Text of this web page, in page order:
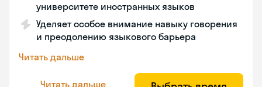
университете иностранных языков
Уделяет особое внимание навыку говорения
и преодолению языкового барьера
Читать дальше
Читать дальше